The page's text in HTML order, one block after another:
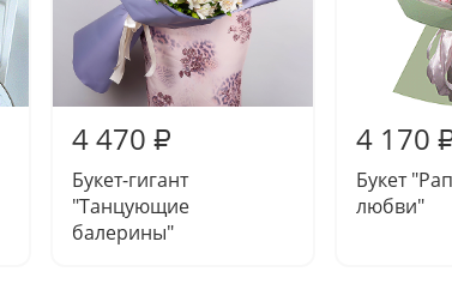
4 470 ₽
Букет-гигант
"Танцующие
балерины"
4 170
Букет
любви"